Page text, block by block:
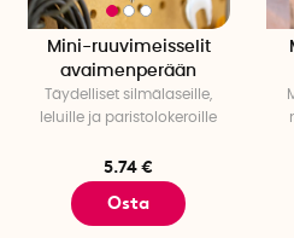
Mini-ruuvimeisselit
avaimenperään
Täydelliset silmälaseille,
leluille ja paristolokeroille
5.74 €
Osta